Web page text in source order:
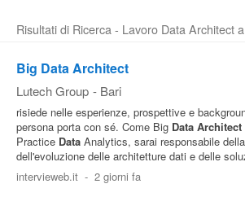
Elenco
professioni
Blog
Risultati di Ricerca - Lavoro Data Architect
Big Data Architect
Lutech Group - Bari
risiede nelle esperienze, prospettive e
persona porta con sé. Come Big Data Architect
Practice Data Analytics, sarai responsabile
dell'evoluzione delle architetture dati e delle
intervieweb.it - 2 giorni fa